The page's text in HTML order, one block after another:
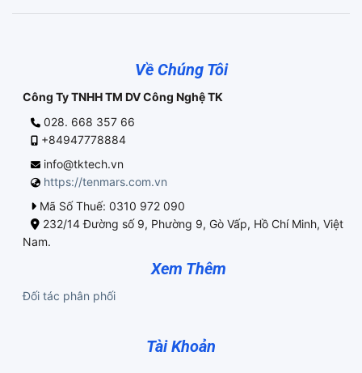
Về Chúng Tôi
Công Ty TNHH TM DV Công Nghệ TK
028. 668 357 66
+84947778884
info@tktech.vn
https://tenmars.com.vn
Mã Số Thuế: 0310 972 090
232/14 Đường số 9, Phường 9, Gò Vấp, Hồ Chí Minh, Việt
Nam.
Xem Thêm
Đối tác phân phối
Tài Khoản